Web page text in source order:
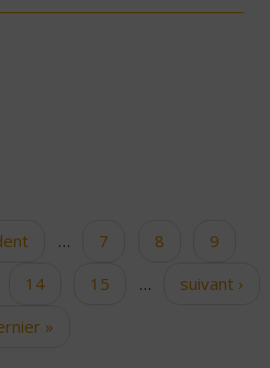
… 7 8
9
14 15 …
suivant ›
»